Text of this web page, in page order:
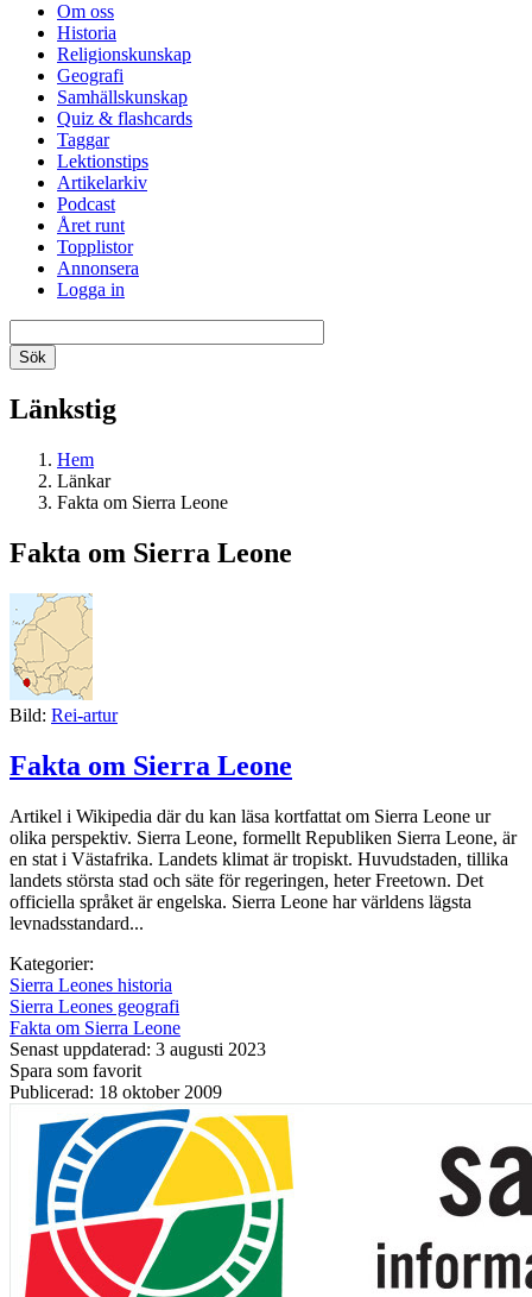
Om oss
Historia
Religionskunskap
Geografi
Samhällskunskap
Quiz & flashcards
Taggar
Lektionstips
Artikelarkiv
Podcast
Året runt
Topplistor
Annonsera
Logga in
Länkstig
Hem
Länkar
Fakta om Sierra Leone
Fakta om Sierra Leone
Bild: Rei-artur
Fakta om Sierra Leone
Artikel i Wikipedia där du kan läsa kortfattat om Sierra Leone ur
olika perspektiv. Sierra Leone, formellt Republiken Sierra Leone, är
en stat i Västafrika. Landets klimat är tropiskt. Huvudstaden, tillika
landets största stad och säte för regeringen, heter Freetown. Det
officiella språket är engelska. Sierra Leone har världens lägsta
levnadsstandard...
Kategorier:
Sierra Leones historia
Sierra Leones geografi
Fakta om Sierra Leone
Senast uppdaterad: 3 augusti 2023
Spara som favorit
Publicerad: 18 oktober 2009